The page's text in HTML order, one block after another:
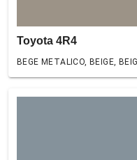
Toyota 4R4
BEGE METALICO, BEIGE,